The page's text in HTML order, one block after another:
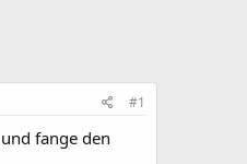
#1
fange den